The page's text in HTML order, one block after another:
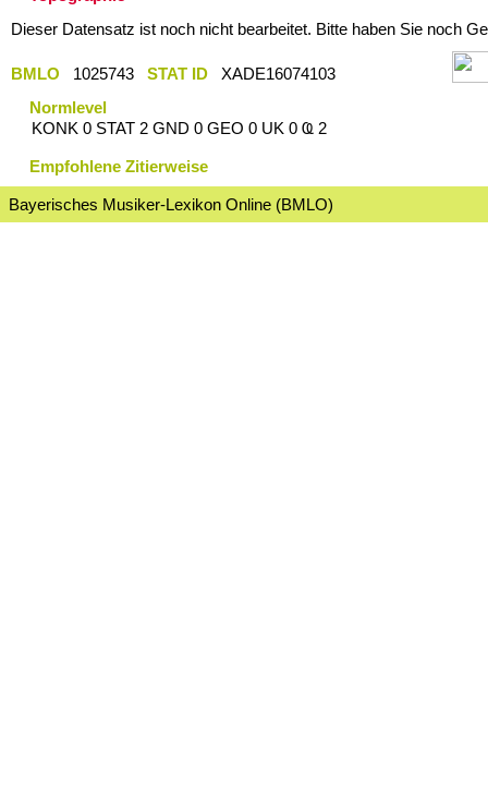
Dieser Datensatz ist noch nicht bearbeitet. Bitte haben Sie noch
BMLO 1025743 STAT ID
XADE16074103
Normlevel
KONK 0 STAT 2 GND 0 GEO 0 UK 0 Ҩ 2
Empfohlene Zitierweise
Bayerisches Musiker-Lexikon Online (BMLO)